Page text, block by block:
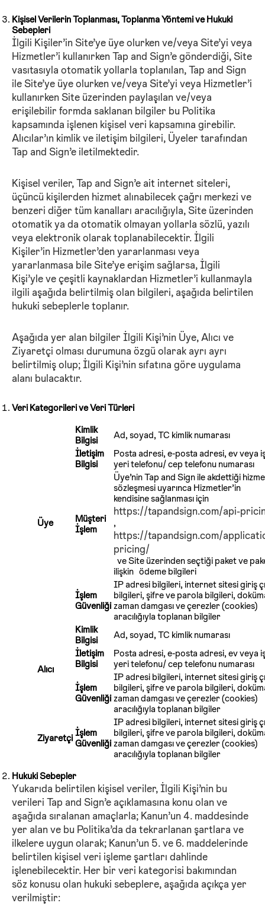
Kişisel Verilerin Toplanması, Toplanma Yöntemi ve Hukuki
Sebepleri
İlgili Kişiler’in Site’ye üye olurken ve/veya Site’yi veya
Hizmetler’i kullanırken Tap and Sign’e gönderdiği, Site
vasıtasıyla otomatik yollarla toplanılan, Tap and Sign
ile Site’ye üye olurken ve/veya Site’yi veya Hizmetler’i
kullanırken Site üzerinden paylaşılan ve/veya
erişilebilir formda saklanan bilgiler bu Politika
kapsamında işlenen kişisel veri kapsamına girebilir.
Alıcılar’ın kimlik ve iletişim bilgileri, Üyeler tarafından
Tap and Sign’e iletilmektedir.
Kişisel veriler, Tap and Sign’e ait internet siteleri,
üçüncü kişilerden hizmet alınabilecek çağrı merkezi ve
benzeri diğer tüm kanalları aracılığıyla, Site üzerinden
otomatik ya da otomatik olmayan yollarla sözlü, yazılı
veya elektronik olarak toplanabilecektir. İlgili
Kişiler’in Hizmetler’den yararlanması veya
yararlanmasa bile Site’ye erişim sağlarsa, İlgili
Kişi’yle ve çeşitli kaynaklardan Hizmetler’i kullanmayla
ilgili aşağıda belirtilmiş olan bilgileri, aşağıda belirtilen
hukuki sebeplerle toplanır.
Aşağıda yer alan bilgiler İlgili Kişi’nin Üye, Alıcı ve
Ziyaretçi olması durumuna özgü olarak ayrı ayrı
belirtilmiş olup; İlgili Kişi’nin sıfatına göre uygulama
alanı bulacaktır.
Veri Kategorileri ve Veri Türleri
Üye
Kimlik
Bilgisi
Ad, soyad, TC kimlik numarası
İletişim
Bilgisi
Posta adresi, e-posta adresi, ev veya
yeri telefonu/ cep telefonu numarası
Müşteri
İşlem
Üye’nin Tap and Sign ile akdettiği
sözleşmesi uyarınca Hizmetler’in
kendisine sağlanması için
https://tapandsign.com/api-
,
https://tapandsign.com/
pricing/
ve Site üzerinden seçtiği paket ve
ilişkin ödeme bilgileri
İşlem
Güvenliği
IP adresi bilgileri, internet sitesi giriş
bilgileri, şifre ve parola bilgileri,
zaman damgası ve çerezler (cookies)
aracılığıyla toplanan bilgiler
Alıcı
Kimlik
Bilgisi
Ad, soyad, TC kimlik numarası
İletişim
Bilgisi
Posta adresi, e-posta adresi, ev veya
yeri telefonu/ cep telefonu numarası
İşlem
Güvenliği
IP adresi bilgileri, internet sitesi giriş
bilgileri, şifre ve parola bilgileri,
zaman damgası ve çerezler (cookies)
aracılığıyla toplanan bilgiler
Ziyaretçiİşlem
Güvenliği
IP adresi bilgileri, internet sitesi giriş
bilgileri, şifre ve parola bilgileri,
zaman damgası ve çerezler (cookies)
aracılığıyla toplanan bilgiler
Hukuki Sebepler
Yukarıda belirtilen kişisel veriler, İlgili Kişi’nin bu
verileri Tap and Sign’e açıklamasına konu olan ve
aşağıda sıralanan amaçlarla; Kanun’un 4. maddesinde
yer alan ve bu Politika’da da tekrarlanan şartlara ve
ilkelere uygun olarak; Kanun’un 5. ve 6. maddelerinde
belirtilen kişisel veri işleme şartları dahlinde
işlenebilecektir. Her bir veri kategorisi bakımından
söz konusu olan hukuki sebeplere, aşağıda açıkça yer
verilmiştir: